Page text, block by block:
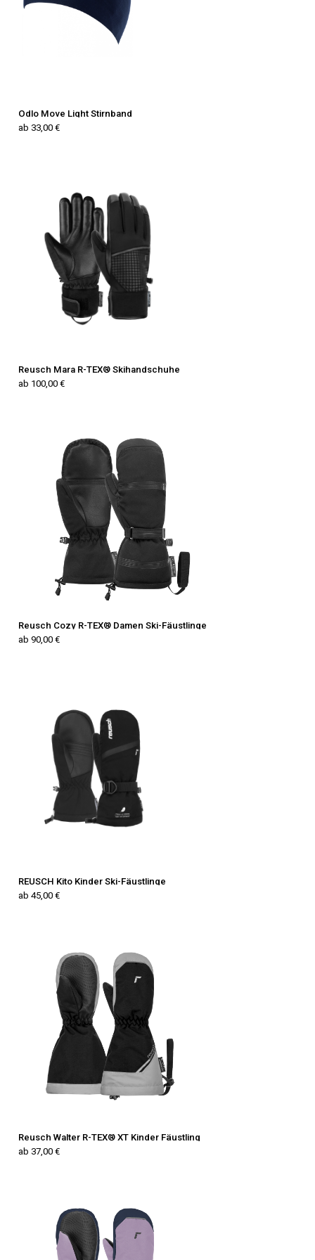
Odlo Move Light Stirnband
ab 33,00 €
Reusch Mara R-TEX® Skihandschuhe
ab 100,00 €
Reusch Cozy R-TEX® Damen Ski-Fäustlinge
ab 90,00 €
REUSCH Kito Kinder Ski-Fäustlinge
ab 45,00 €
Reusch Walter R-TEX® XT Kinder Fäustling
ab 37,00 €